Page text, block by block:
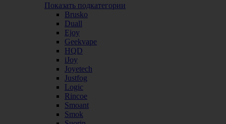
Показать подкатегории
Brusko
Duall
Ejoy
Geekvape
HQD
iJoy
Joyetech
Justfog
Logic
Rincoe
Smoant
Smok